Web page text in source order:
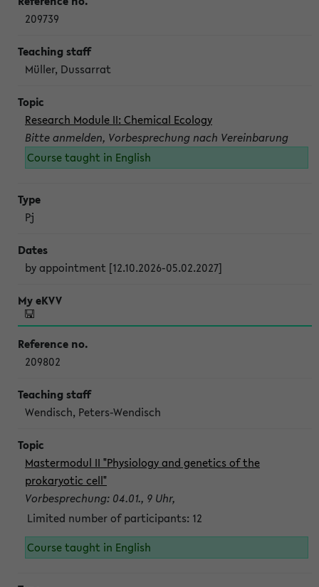
209739
Müller, Dussarrat
Research Module II: Chemical Ecology
Bitte anmelden, Vorbesprechung nach Vereinbarung
Course taught in English
Pj
by appointment [12.10.2026-05.02.2027]
209802
Wendisch, Peters-Wendisch
Mastermodul II "Physiology and genetics of the
prokaryotic cell"
Vorbesprechung: 04.01., 9 Uhr,
Limited number of participants: 12
Course taught in English